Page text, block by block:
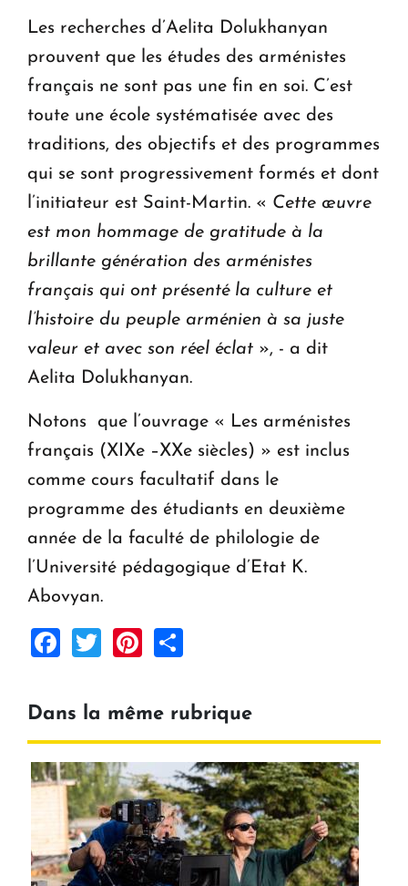
Les recherches d’Aelita Dolukhanyan
prouvent que les études des arménistes
français ne sont pas une fin en soi. C’est
toute une école systématisée avec des
traditions, des objectifs et des programmes
qui se sont progressivement formés et dont
l’initiateur est Saint-Martin. « Cette œuvre
est mon hommage de gratitude à la
brillante génération des arménistes
français qui ont présenté la culture et
l’histoire du peuple arménien à sa juste
valeur et avec son réel éclat », - a dit
Aelita Dolukhanyan.
Notons que l’ouvrage « Les arménistes
français (XIXe –XXe siècles) » est inclus
comme cours facultatif dans le
programme des étudiants en deuxième
année de la faculté de philologie de
l’Université pédagogique d’Etat K.
Abovyan.
Facebook
TwitterPinterest
Dans la même rubrique